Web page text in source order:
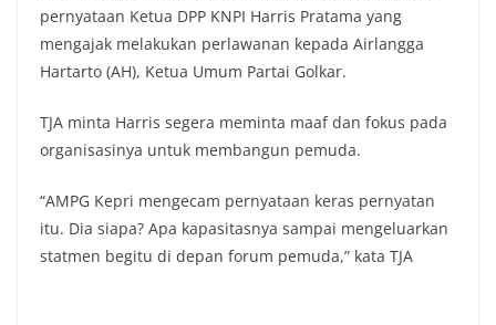
pernyataan Ketua DPP KNPI Harris Pratama yang
mengajak melakukan perlawanan kepada Airlangga
Hartarto (AH), Ketua Umum Partai Golkar.
TJA minta Harris segera meminta maaf dan fokus pada
organisasinya untuk membangun pemuda.
“AMPG Kepri mengecam pernyataan keras pernyatan
itu. Dia siapa? Apa kapasitasnya sampai mengeluarkan
statmen begitu di depan forum pemuda,” kata TJA